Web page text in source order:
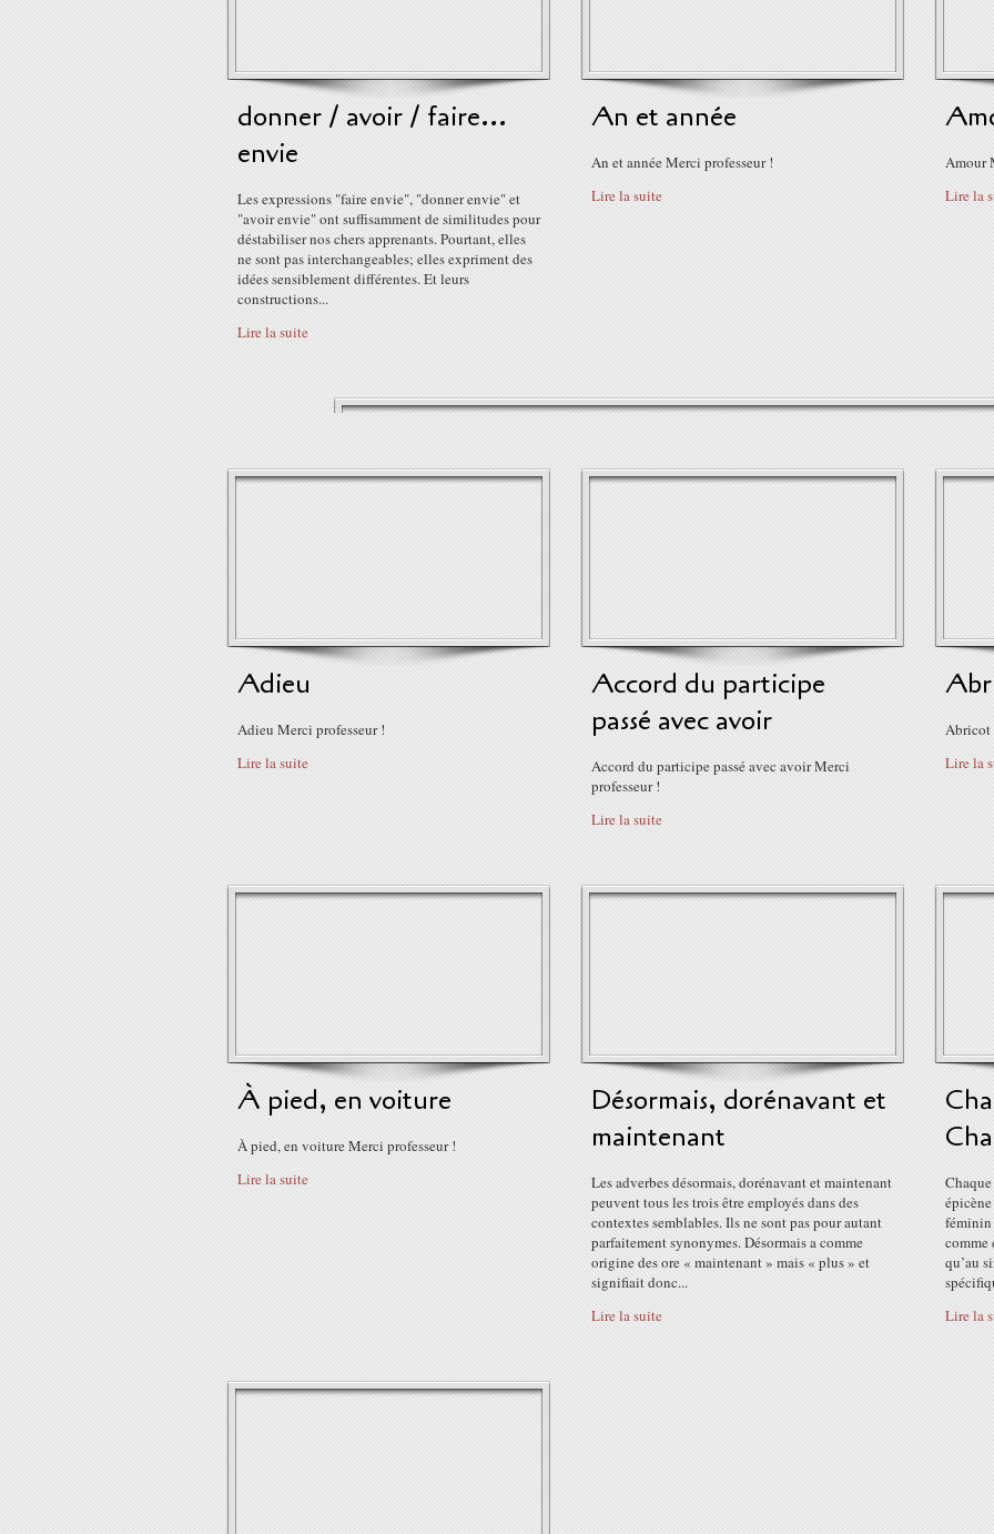
donner / avoir / faire...
envie
Les expressions "faire envie", "donner envie" et
"avoir envie" ont suffisamment de similitudes pour
déstabiliser nos chers apprenants. Pourtant, elles
ne sont pas interchangeables; elles expriment des
idées sensiblement différentes. Et leurs
constructions...
Lire la suite
An et année
An et année Merci professeur !
Lire la suite
Amour
Lire la
Adieu
Adieu Merci professeur !
Lire la suite
Accord du participe
passé avec avoir
Accord du participe passé avec avoir Merci
professeur !
Lire la suite
Abricot
Lire la
À pied, en voiture
À pied, en voiture Merci professeur !
Lire la suite
Désormais, dorénavant et
maintenant
Les adverbes désormais, dorénavant et maintenant
peuvent tous les trois être employés dans des
contextes semblables. Ils ne sont pas pour autant
parfaitement synonymes. Désormais a comme
origine des ore « maintenant » mais « plus » et
signifiait donc...
Lire la suite
féminin
comme
qu’au
Lire la